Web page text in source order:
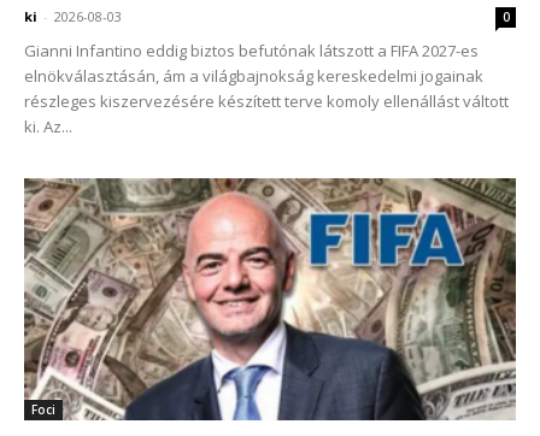
ki - 2026-08-03 0
Gianni Infantino eddig biztos befutónak látszott a FIFA 2027-es
elnökválasztásán, ám a világbajnokság kereskedelmi jogainak
részleges kiszervezésére készített terve komoly ellenállást váltott
ki. Az...
Foci